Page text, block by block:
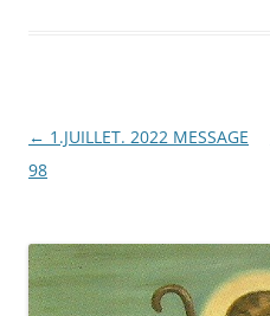
Navegación
de
← 1.JUILLET. 2022 MESSAGE
98